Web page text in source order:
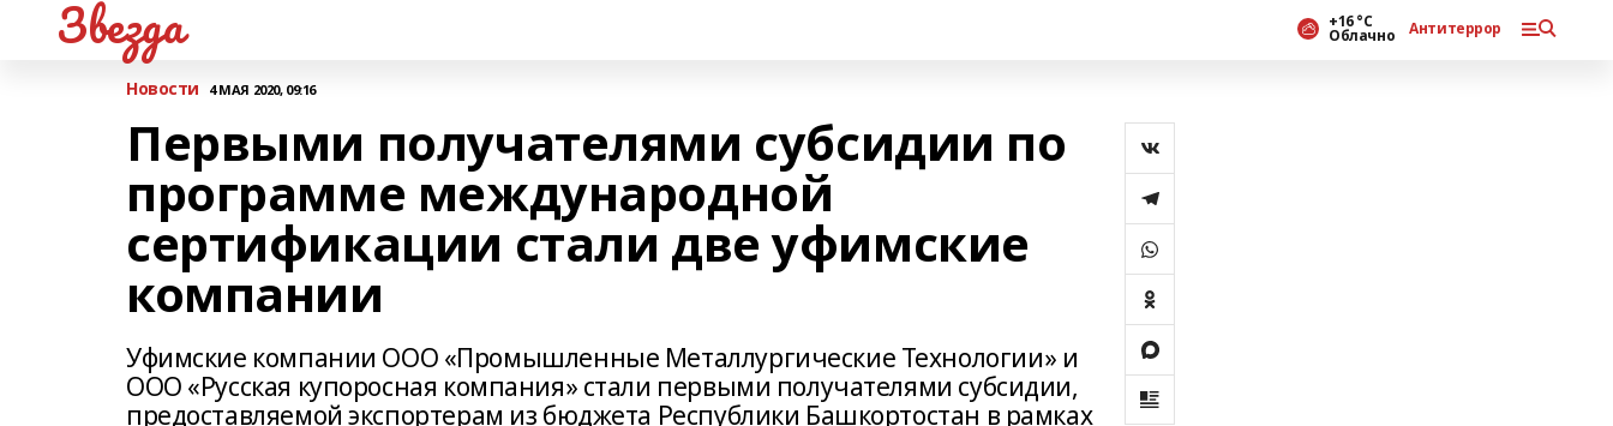
Звезда +16 °С
Облачно Антитеррор
Новости 4 МАЯ 2020, 09:16
Первыми получателями субсидии по
программе международной
сертификации стали две уфимские
компании
Уфимские компании ООО «Промышленные Металлургические Технологии» и
ООО «Русская купоросная компания» стали первыми получателями субсидии,
предоставляемой экспортерам из бюджета Республики Башкортостан в рамках